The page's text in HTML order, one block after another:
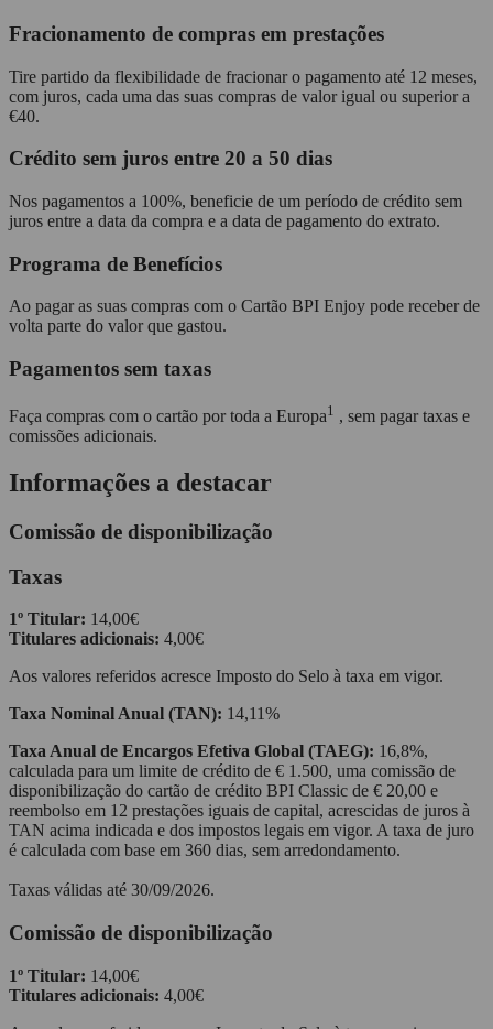
Fracionamento de compras em prestações
Tire partido da flexibilidade de fracionar o pagamento até 12 meses,
com juros, cada uma das suas compras de valor igual ou superior a
€40.
Crédito sem juros entre 20 a 50 dias
Nos pagamentos a 100%, beneficie de um período de crédito sem
juros entre a data da compra e a data de pagamento do extrato.
Programa de Benefícios
Ao pagar as suas compras com o Cartão BPI Enjoy pode receber de
volta parte do valor que gastou.
Pagamentos sem taxas
Faça compras com o cartão por toda a Europa1 , sem pagar taxas e
comissões adicionais.
Informações a destacar
Comissão de disponibilização
Taxas
1º Titular: 14,00€
Titulares adicionais: 4,00€
Aos valores referidos acresce Imposto do Selo à taxa em vigor.
Taxa Nominal Anual (TAN): 14,11%
Taxa Anual de Encargos Efetiva Global (TAEG): 16,8%,
calculada para um limite de crédito de € 1.500, uma comissão de
disponibilização do cartão de crédito BPI Classic de € 20,00 e
reembolso em 12 prestações iguais de capital, acrescidas de juros à
TAN acima indicada e dos impostos legais em vigor. A taxa de juro
é calculada com base em 360 dias, sem arredondamento.
Taxas válidas até 30/09/2026.
Comissão de disponibilização
1º Titular: 14,00€
Titulares adicionais: 4,00€